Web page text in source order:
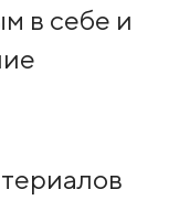
в себе и